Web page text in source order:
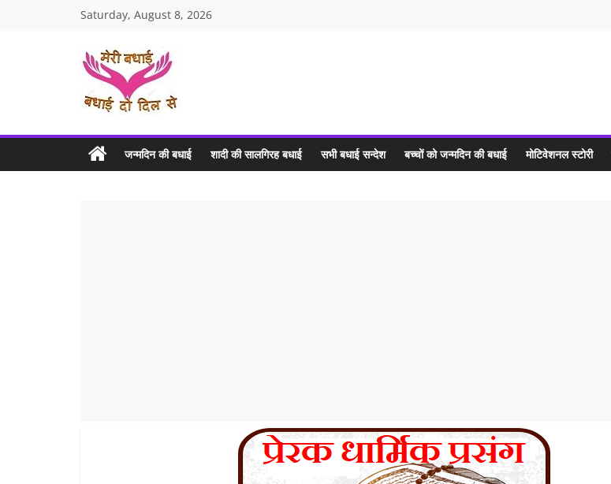
Saturday, August 8, 2026
MERI
BADHAI
Birthday
जन्मदिन की बधाई शादी की सालगिरह बधाई सभी बधाई सन्देश बच्चों को जन्मदिन की बधाई मोटिवेशनल स्टोरी